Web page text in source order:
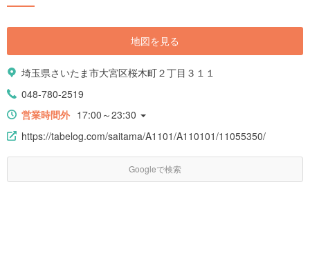
地図を見る
埼玉県さいたま市大宮区桜木町２丁目３１１
048-780-2519
営業時間外 17:00～23:30
https://tabelog.com/saitama/A1101/A110101/11055350/
Googleで検索